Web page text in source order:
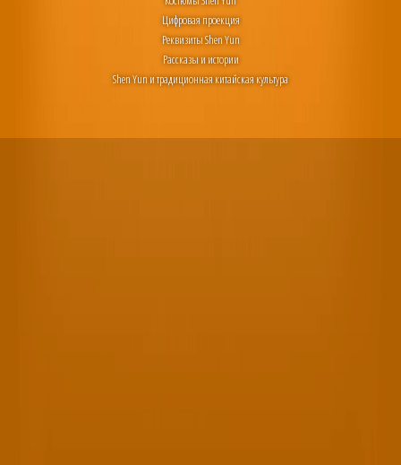
Цифровая проекция
Реквизиты Shen Yun
Рассказы и истории
Shen Yun и традиционная китайская культура